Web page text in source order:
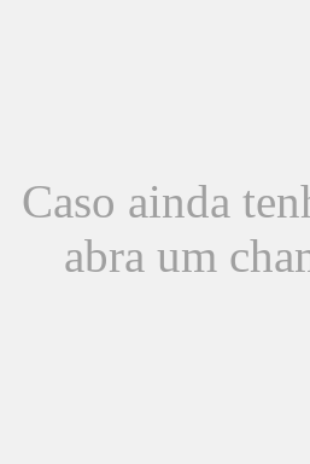
Caso ainda
abra um